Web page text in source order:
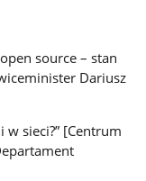
source – stan
Dariusz
w sieci?” [Centrum